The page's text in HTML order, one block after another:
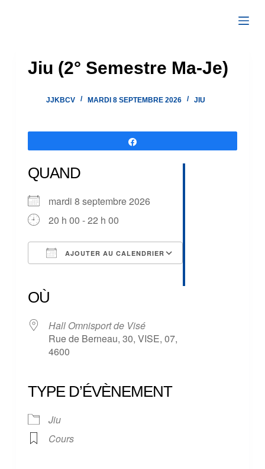
Jiu (2° Semestre Ma-Je)
JJKBCV MARDI 8 SEPTEMBRE 2026 JIU
QUAND
mardi 8 septembre 2026
20 h 00 - 22 h 00
AJOUTER AU CALENDRIER
OÙ
Hall Omnisport de Visé
Rue de Berneau, 30, VISE, 07,
4600
TYPE D’ÉVÈNEMENT
Jiu
Cours